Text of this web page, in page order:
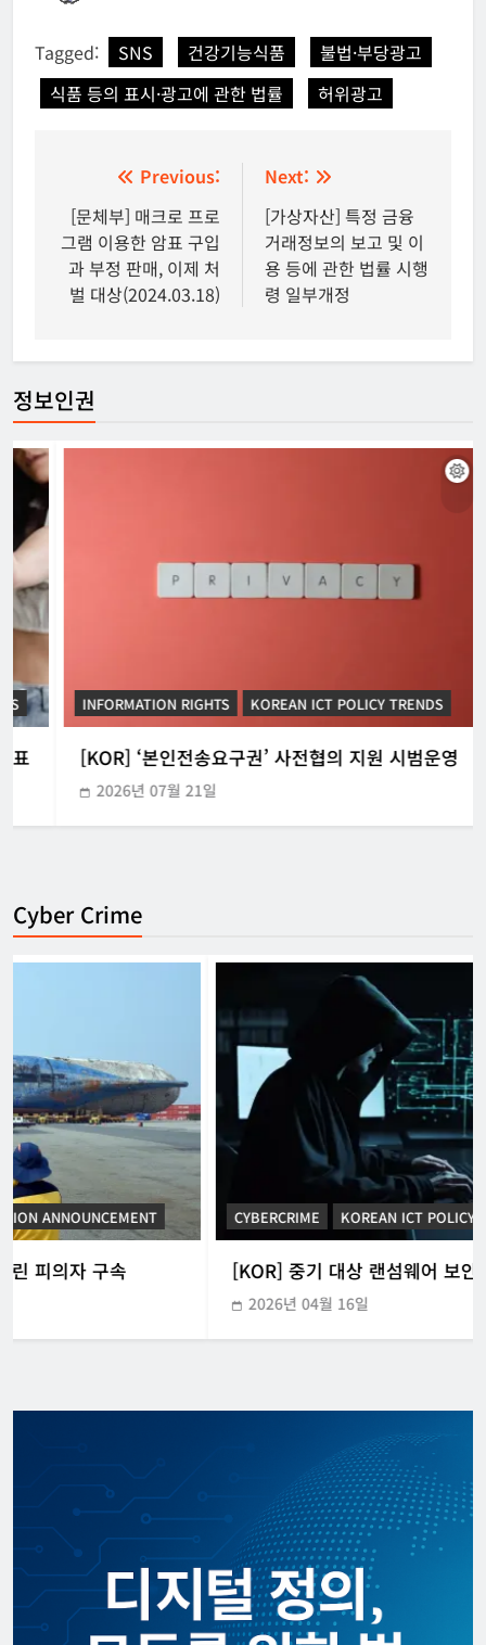
Tagged: SNS 건강기능식품
불법·부당광고
식품 등의 표시·광고에 관한 법률
허위광고
탐
색
Previous:
[문체부] 매크로 프로
그램 이용한 암표 구입
과 부정 판매, 이제 처
벌 대상(2024.03.18)
Next:
[가상자산] 특정 금융
거래정보의 보고 및 이
용 등에 관한 법률 시행
령 일부개정
정보인권
INFORMATION RIGHTS KOREAN ICT POLICY TRENDS
[KOR] ‘본인전송요구권’ 사전협의 지원 시범운영
2026년 07월 21일
Cyber Crime
CYBERCRIME KOREAN ICT POLICY TRENDS
[KOR] 중기 대상 랜섬웨어 보안권고문 배포